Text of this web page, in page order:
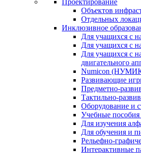
Проектирование
Объектов
Отдельных
Инклюзивное
Для учащихся с
Для учащихся с
Для учащихся с
двигательного
Numicon
Развивающие
Предметно-
Тактильно-
Оборудование и
Учебные
Для изучения
Для обучения и
Рельефно-
Интерактивные